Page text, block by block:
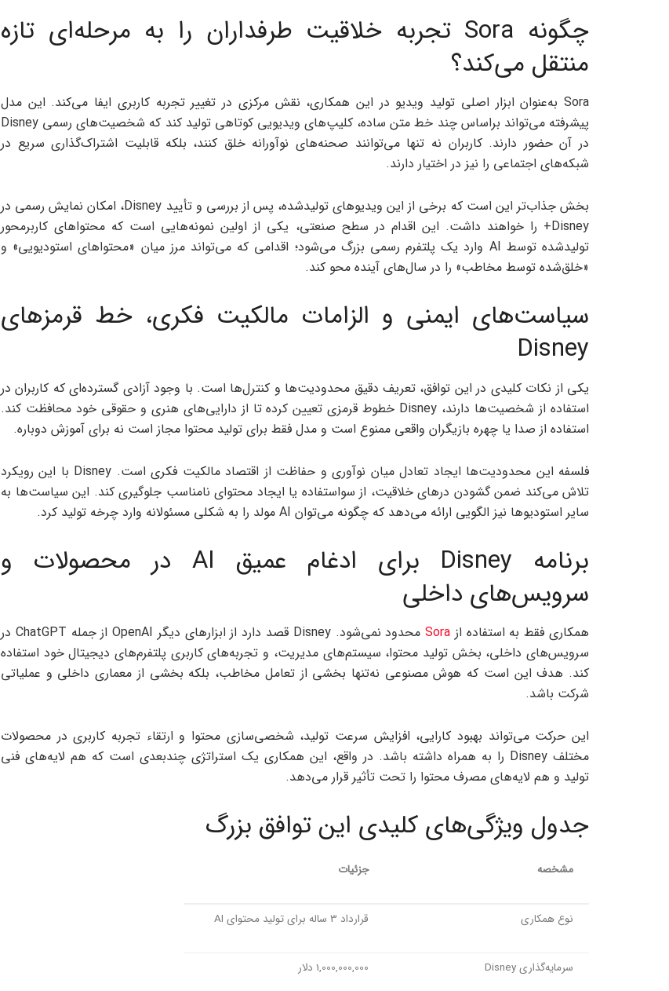
چگونه Sora تجربه خلاقیت طرفداران را به مرحله‌ای تازه
منتقل می‌کند؟
Sora به‌عنوان ابزار اصلی تولید ویدیو در این همکاری، نقش مرکزی در تغییر تجربه کاربری ایفا می‌کند. این مدل
پیشرفته می‌تواند براساس چند خط متن ساده، کلیپ‌های ویدیویی کوتاهی تولید کند که شخصیت‌های رسمی Disney
در آن حضور دارند. کاربران نه تنها می‌توانند صحنه‌های نوآورانه خلق کنند، بلکه قابلیت اشتراک‌گذاری سریع در
شبکه‌های اجتماعی را نیز در اختیار دارند.
بخش جذاب‌تر این است که برخی از این ویدیوهای تولیدشده، پس از بررسی و تأیید Disney، امکان نمایش رسمی در
Disney+ را خواهند داشت. این اقدام در سطح صنعتی، یکی از اولین نمونه‌هایی است که محتواهای کاربرمحور
تولیدشده توسط AI وارد یک پلتفرم رسمی بزرگ می‌شود؛ اقدامی که می‌تواند مرز میان «محتواهای استودیویی» و
«خلق‌شده توسط مخاطب» را در سال‌های آینده محو کند.
سیاست‌های ایمنی و الزامات مالکیت فکری، خط قرمزهای
Disney
یکی از نکات کلیدی در این توافق، تعریف دقیق محدودیت‌ها و کنترل‌ها است. با وجود آزادی گسترده‌ای که کاربران در
استفاده از شخصیت‌ها دارند، Disney خطوط قرمزی تعیین کرده تا از دارایی‌های هنری و حقوقی خود محافظت کند.
استفاده از صدا یا چهره بازیگران واقعی ممنوع است و مدل فقط برای تولید محتوا مجاز است نه برای آموزش دوباره.
فلسفه این محدودیت‌ها ایجاد تعادل میان نوآوری و حفاظت از اقتصاد مالکیت فکری است. Disney با این رویکرد
تلاش می‌کند ضمن گشودن درهای خلاقیت، از سواستفاده یا ایجاد محتوای نامناسب جلوگیری کند. این سیاست‌ها به
سایر استودیوها نیز الگویی ارائه می‌دهد که چگونه می‌توان AI مولد را به شکلی مسئولانه وارد چرخه تولید کرد.
برنامه Disney برای ادغام عمیق AI در محصولات و
سرویس‌های داخلی
همکاری فقط به استفاده از Sora
محدود نمی‌شود. Disney قصد دارد از ابزارهای دیگر OpenAI از جمله ChatGPT در
سرویس‌های داخلی، بخش تولید محتوا، سیستم‌های مدیریت، و تجربه‌های کاربری پلتفرم‌های دیجیتال خود استفاده
کند. هدف این است که هوش مصنوعی نه‌تنها بخشی از تعامل مخاطب، بلکه بخشی از معماری داخلی و عملیاتی
شرکت باشد.
این حرکت می‌تواند بهبود کارایی، افزایش سرعت تولید، شخصی‌سازی محتوا و ارتقاء تجربه کاربری در محصولات
مختلف Disney را به همراه داشته باشد. در واقع، این همکاری یک استراتژی چندبعدی است که هم لایه‌های فنی
تولید و هم لایه‌های مصرف محتوا را تحت تأثیر قرار می‌دهد.
جدول ویژگی‌های کلیدی این توافق بزرگ
مشخصه جزئیات
نوع همکاری قرارداد 3 ساله برای تولید محتوای AI
سرمایه‌گذاری Disney 1,000,000,000 دلار